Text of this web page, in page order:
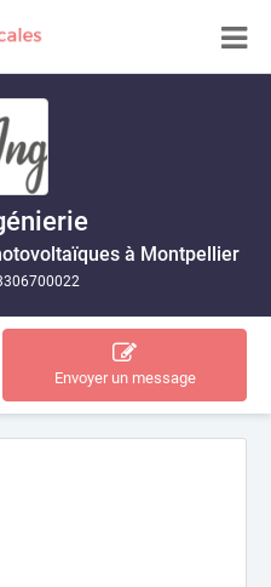
à Montpellier
Envoyer un message